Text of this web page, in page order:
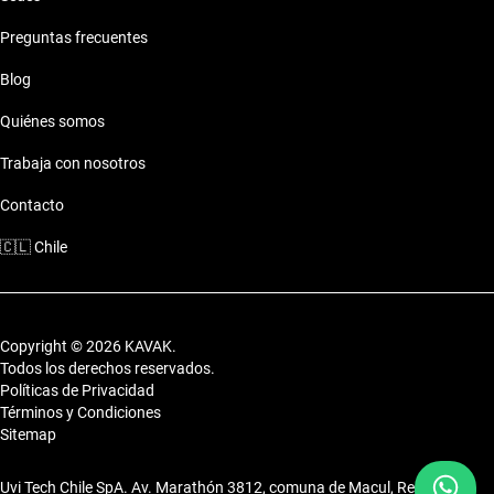
Características técnicas destacadas
Combustible: Consumo optimizado
Comodidades: Confort premium
Estilo de vida con Camioneta Audi A6 Diesel
Preguntas frecuentes
Blog
Quiénes somos
Trabaja con nosotros
Contacto
🇨🇱Chile
Copyright © 2026 KAVAK.
Todos los derechos reservados.
Políticas de Privacidad
Términos y Condiciones
Sitemap
Uvi Tech Chile SpA. Av. Marathón 3812, comuna de Macul, Región